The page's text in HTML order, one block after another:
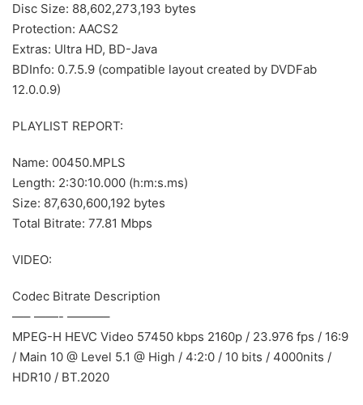
Disc Size: 88,602,273,193 bytes
Protection: AACS2
Extras: Ultra HD, BD-Java
BDInfo: 0.7.5.9 (compatible layout created by DVDFab
12.0.0.9)
PLAYLIST REPORT:
Name: 00450.MPLS
Length: 2:30:10.000 (h:m:s.ms)
Size: 87,630,600,192 bytes
Total Bitrate: 77.81 Mbps
VIDEO:
Codec Bitrate Description
—– ——- ———–
MPEG-H HEVC Video 57450 kbps 2160p / 23.976 fps / 16:9
/ Main 10 @ Level 5.1 @ High / 4:2:0 / 10 bits / 4000nits /
HDR10 / BT.2020